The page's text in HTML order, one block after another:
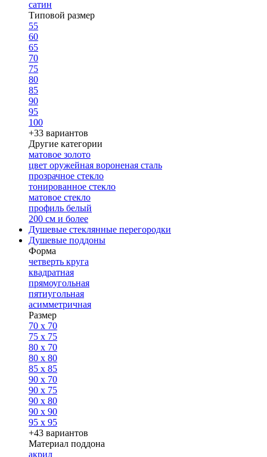
сатин
Типовой размер
55
60
65
70
75
80
85
90
95
100
+33 вариантов
Другие категории
матовое золото
цвет оружейная вороненая сталь
прозрачное стекло
тонированное стекло
матовое стекло
профиль белый
200 см и более
Душевые стеклянные перегородки
Душевые поддоны
Форма
четверть круга
квадратная
прямоугольная
пятиугольная
асимметричная
Размер
70 x 70
75 x 75
80 x 70
80 x 80
85 x 85
90 x 70
90 x 75
90 x 80
90 x 90
95 x 95
+43 вариантов
Материал поддона
акрил